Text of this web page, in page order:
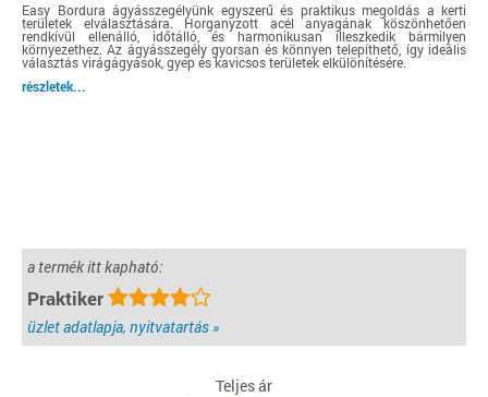
Easy Bordura ágyásszegélyünk egyszerű és praktikus megoldás a kerti
területek elválasztására. Horganyzott acél anyagának köszönhetően
rendkívül ellenálló, időtálló, és harmonikusan illeszkedik bármilyen
környezethez. Az ágyásszegély gyorsan és könnyen telepíthető, így ideális
választás virágágyások, gyep és kavicsos területek elkülönítésére.
részletek...
a termék itt kapható:
Praktiker
üzlet adatlapja, nyitvatartás »
Teljes ár